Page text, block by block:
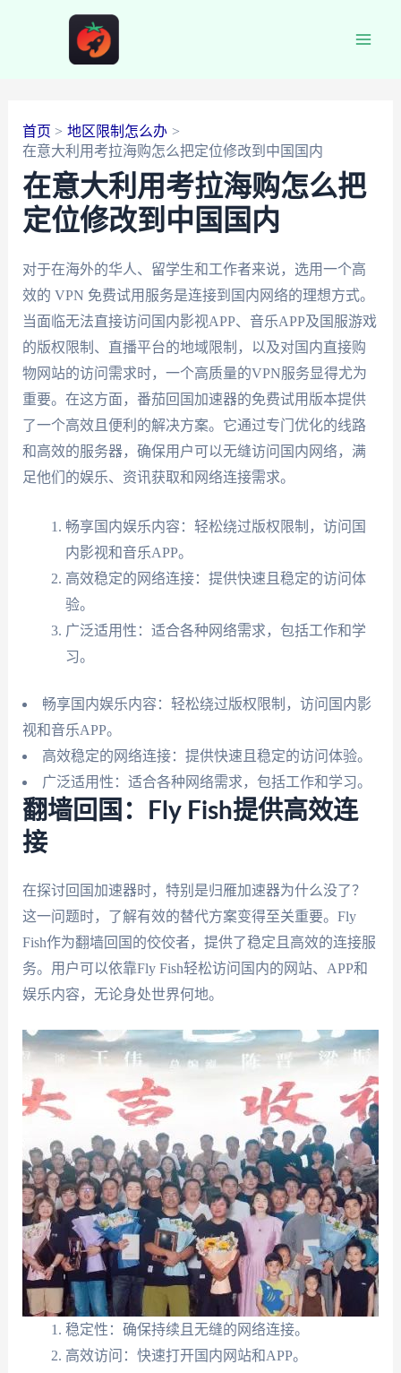
首页
地区限制怎么办
在意大利用考拉海购怎么把定位修改到中国国内
在意大利用考拉海购怎么把
定位修改到中国国内
对于在海外的华人、留学生和工作者来说，选用一个高
效的 VPN 免费试用服务是连接到国内网络的理想方式。
当面临无法直接访问国内影视APP、音乐APP及国服游戏
的版权限制、直播平台的地域限制，以及对国内直接购
物网站的访问需求时，一个高质量的VPN服务显得尤为
重要。在这方面，番茄回国加速器的免费试用版本提供
了一个高效且便利的解决方案。它通过专门优化的线路
和高效的服务器，确保用户可以无缝访问国内网络，满
足他们的娱乐、资讯获取和网络连接需求。
畅享国内娱乐内容：轻松绕过版权限制，访问国
内影视和音乐APP。
高效稳定的网络连接：提供快速且稳定的访问体
验。
广泛适用性：适合各种网络需求，包括工作和学
习。
畅享国内娱乐内容：轻松绕过版权限制，访问国内影
视和音乐APP。
高效稳定的网络连接：提供快速且稳定的访问体验。
广泛适用性：适合各种网络需求，包括工作和学习。
翻墙回国：Fly Fish提供高效连
接
在探讨回国加速器时，特别是归雁加速器为什么没了？
这一问题时，了解有效的替代方案变得至关重要。Fly
Fish作为翻墙回国的佼佼者，提供了稳定且高效的连接服
务。用户可以依靠Fly Fish轻松访问国内的网站、APP和
娱乐内容，无论身处世界何地。
稳定性：确保持续且无缝的网络连接。
高效访问：快速打开国内网站和APP。